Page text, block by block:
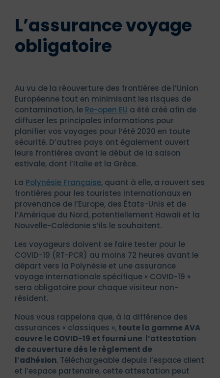
L’assurance voyage
obligatoire
Au vu de la réouverture des frontières de l’Union
Européenne tout en minimisant les risques de
contamination, le Re-open EU a été créé afin de
diffuser les principales informations pour
planifier vos voyages pour l’été 2020 en toute
sécurité. D’autres pays ont également ouvert
leurs frontières avant le début de la saison
estivale, dont l’Italie et la Grèce.
La Polynésie Française, quant à elle, a rouvert ses
frontières pour les touristes internationaux en
provenance de l’Europe, des États-Unis et de
l’Amérique du Nord, potentiellement Hawaii et la
Nouvelle-Calédonie s’ils le souhaitent.
Les voyageurs doivent se faire tester pour le
COVID-19 (RT-PCR) au moins 72 heures avant le
départ vers la Polynésie et une assurance
voyage internationale spécifique « COVID-19 »
sera obligatoire pour chaque visiteur non-
résident.
Nous vous rappelons que, à la différence des
assurances « classiques », toute la gamme AVA
couvre le COVID-19 et fourni une l’attestation
de couverturedès le règlement de
l’adhésion. Téléchargeable depuis l’espace client
et l’espace partenaire, cette attestation peut